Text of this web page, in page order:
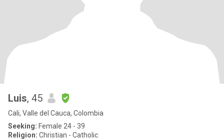
Luis, 45
Cali, Valle del Cauca, Colombia
Seeking: Female 24 - 39
Religion: Christian - Catholic